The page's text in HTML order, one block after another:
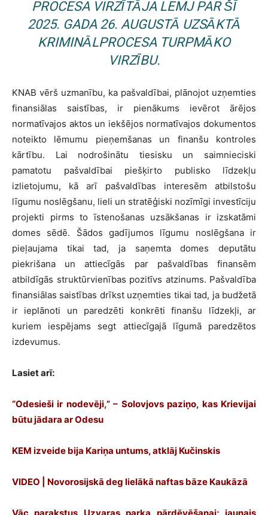
PROCESA VIRZĪTĀJA LEMJ PAR ŠĪ
2025. GADA 26. AUGUSTĀ UZSĀKTĀ
KRIMINĀLPROCESA TURPMĀKO
VIRZĪBU.
KNAB vērš uzmanību, ka pašvaldībai, plānojot uzņemties
finansiālas saistības, ir pienākums ievērot ārējos
normatīvajos aktos un iekšējos normatīvajos dokumentos
noteikto lēmumu pieņemšanas un finanšu kontroles
kārtību. Lai nodrošinātu tiesisku un saimnieciski
pamatotu pašvaldībai piešķirto publisko līdzekļu
izlietojumu, kā arī pašvaldības interesēm atbilstošu
līgumu noslēgšanu, lieli un stratēģiski nozīmīgi investīciju
projekti pirms to īstenošanas uzsākšanas ir izskatāmi
domes sēdē. Šādos gadījumos līgumu noslēgšana ir
pieļaujama tikai tad, ja saņemta domes deputātu
piekrišana un attiecīgās par pašvaldības finansēm
atbildīgās struktūrvienības pozitīvs atzinums. Pašvaldība
finansiālas saistības drīkst uzņemties tikai tad, ja budžetā
ir ieplānoti un paredzēti konkrēti finanšu līdzekļi, ar
kuriem iespējams segt attiecīgajā līgumā paredzētos
izdevumus.
Lasiet arī:
“Odesieši ir nodevēji,” – Solovjovs paziņo, kas Krievijai
būtu jādara ar Odesu
KEM izveide bija Kariņa untums, atklāj Kučinskis
VIDEO | Novorosijskā deg lielākā naftas bāze Kaukāzā